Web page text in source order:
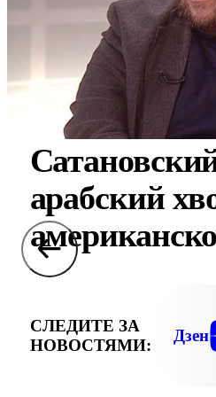
арабский
СЛЕДИТЕ ЗА
НОВОСТЯМИ:
Дзен